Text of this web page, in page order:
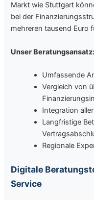
Markt wie Stuttgart
bei der
mehreren tausend Euro
Unser Beratungsansatz:
Umfassende
Vergleich von
Integration
Langfristige
Regionale
Digitale
Service